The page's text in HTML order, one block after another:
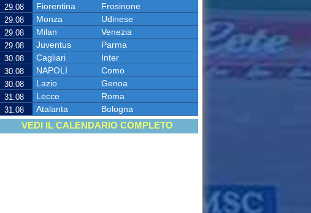
29.08 Fiorentina Frosinone
29.08 Monza Udinese
29.08 Milan Venezia
29.08 Juventus Parma
30.08 Cagliari Inter
30.08 NAPOLI Como
30.08 Lazio Genoa
31.08 Lecce Roma
31.08 Atalanta Bologna
VEDI IL CALENDARIO COMPLETO